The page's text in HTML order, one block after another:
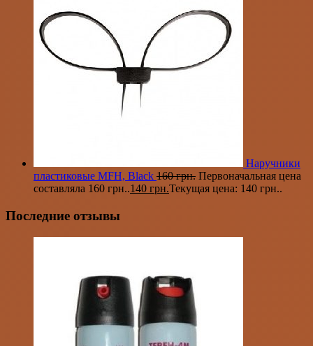
Наручники
пластиковые MFH, Black 160грн. Первоначальная цена
составляла 160 грн..140 грн.Текущая цена: 140 грн..
Последние отзывы